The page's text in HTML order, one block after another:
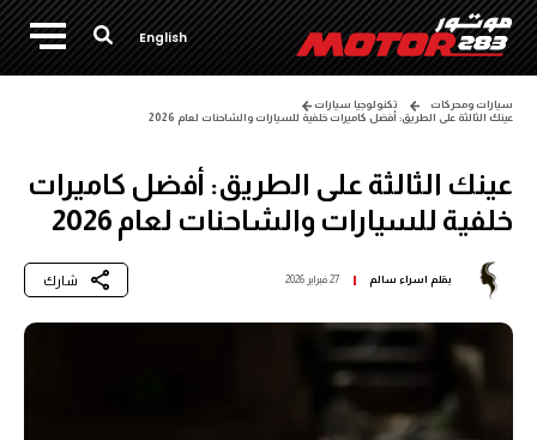
English
سيارات ومحركات
تكنولوجيا سيارات
عينك الثالثة على الطريق: أفضل كاميرات خلفية للسيارات والشاحنات لعام 2026
عينك الثالثة على الطريق: أفضل كاميرات
خلفية للسيارات والشاحنات لعام 2026
بقلم اسراء سالم 27 فبراير 2026 شارك